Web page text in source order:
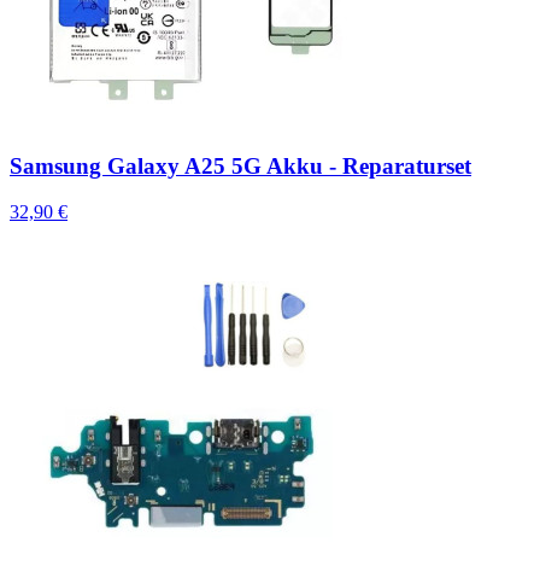
Samsung Galaxy A25 5G Akku - Reparaturset
32,90 €